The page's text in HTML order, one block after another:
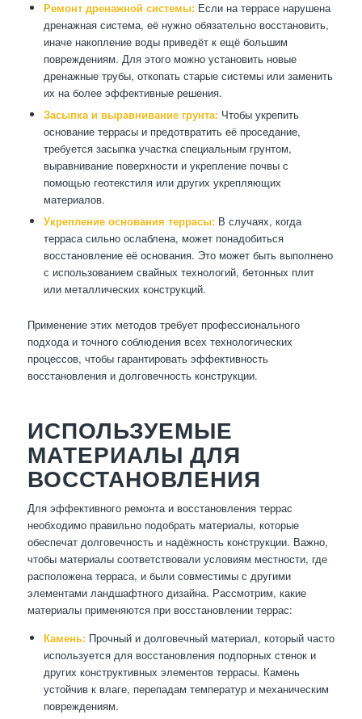
Ремонт дренажной системы:Если на террасе нарушена
дренажная система, её нужно обязательно восстановить,
иначе накопление воды приведёт к ещё большим
повреждениям. Для этого можно установить новые
дренажные трубы, откопать старые системы или заменить
их на более эффективные решения.
Засыпка и выравнивание грунта:Чтобы укрепить
основание террасы и предотвратить её проседание,
требуется засыпка участка специальным грунтом,
выравнивание поверхности и укрепление почвы с
помощью геотекстиля или других укрепляющих
материалов.
Укрепление основания террасы:В случаях, когда
терраса сильно ослаблена, может понадобиться
восстановление её основания. Это может быть выполнено
с использованием свайных технологий, бетонных плит
или металлических конструкций.
Применение этих методов требует профессионального
подхода и точного соблюдения всех технологических
процессов, чтобы гарантировать эффективность
восстановления и долговечность конструкции.
ИСПОЛЬЗУЕМЫЕ
МАТЕРИАЛЫ ДЛЯ
ВОССТАНОВЛЕНИЯ
Для эффективного ремонта и восстановления террас
необходимо правильно подобрать материалы, которые
обеспечат долговечность и надёжность конструкции. Важно,
чтобы материалы соответствовали условиям местности, где
расположена терраса, и были совместимы с другими
элементами ландшафтного дизайна. Рассмотрим, какие
материалы применяются при восстановлении террас:
Камень:Прочный и долговечный материал, который часто
используется для восстановления подпорных стенок и
других конструктивных элементов террасы. Камень
устойчив к влаге, перепадам температур и механическим
повреждениям.